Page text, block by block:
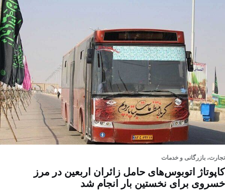
تجارت، بازرگانی و خدمات
کاپوتاژ اتوبوس‌های حامل زائران اربعین در مرز
خسروی برای نخستین بار انجام شد